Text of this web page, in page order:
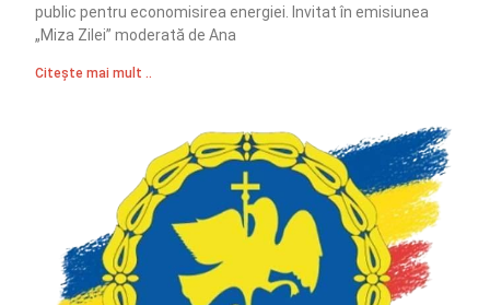
public pentru economisirea energiei. Invitat în emisiunea
„Miza Zilei” moderată de Ana
Citește mai mult ..